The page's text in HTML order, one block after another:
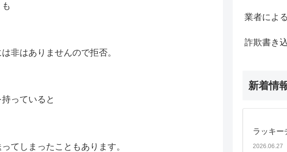
非はありませんので拒否。
っていると
てしまったこともあります。
業者によ
詐欺書き
新着情
ラッキー
2026.06.27